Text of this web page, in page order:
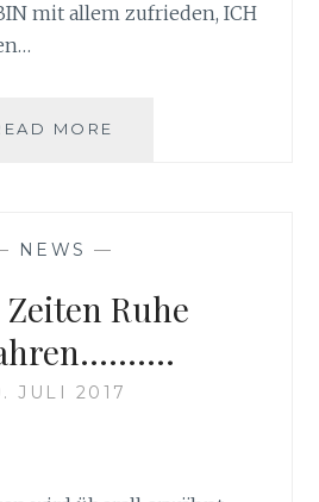
mit allem zufrieden, ICH
MORE
NEWS —
Ruhe
JULI 2017